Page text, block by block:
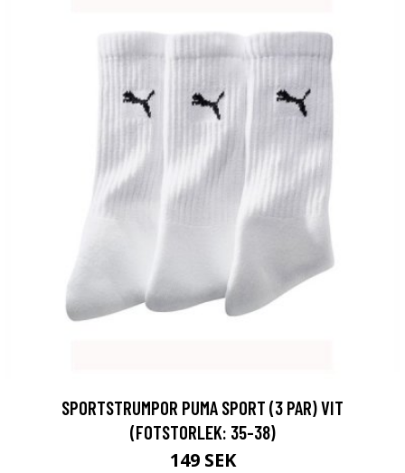
SPORTSTRUMPOR PUMA SPORT (3 PAR) VIT
(FOTSTORLEK: 35-38)
149 SEK